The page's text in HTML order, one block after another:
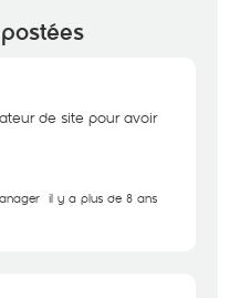
de site pour avoir
il y a plus de 8 ans